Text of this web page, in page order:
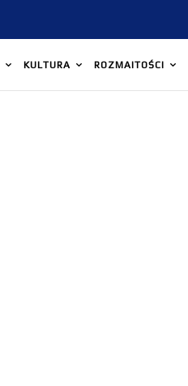
KULTURA ROZMAITOŚCI